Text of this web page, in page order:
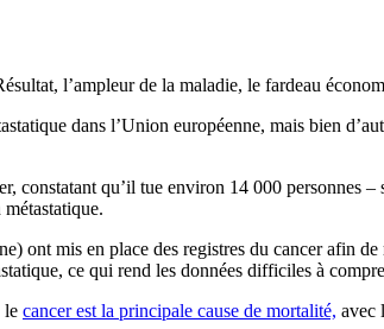
l’ampleur de la maladie, le fardeau
dans l’Union européenne, mais bien
constatant qu’il tue environ 14 000 personnes
ont mis en place des registres du cancer afin
ce qui rend les données difficiles à
le cancer est la principale cause de mortalité, avec